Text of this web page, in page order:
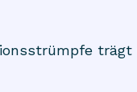
trägt